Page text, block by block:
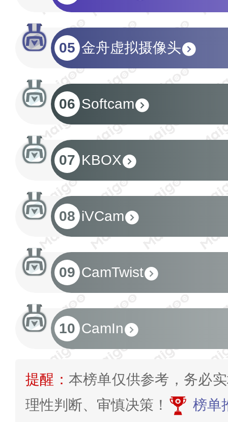
05 金舟虚拟摄像头
06 Softcam
07 KBOX
08 iVCam
09 CamTwist
10 CamIn
提醒： 本榜单仅供参考，务必
理性判断、审慎决策！
榜单